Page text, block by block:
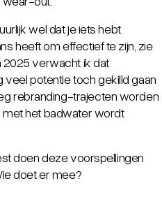
wel dat je iets hebt
heeft om effectief te zijn, zie
2025 verwacht ik dat
potentie toch gekilld gaan
rebranding-trajecten worden
met het badwater wordt
doen deze voorspellingen
doet er mee?